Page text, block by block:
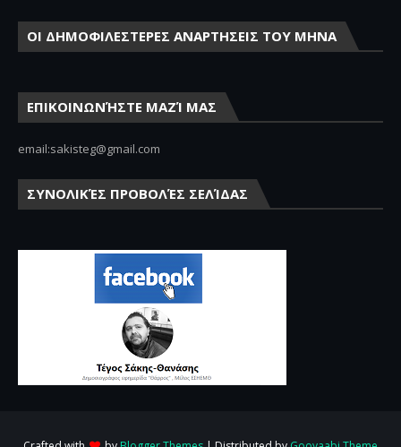
ΟΙ ΔΗΜΟΦΙΛΕΣΤΕΡΕΣ ΑΝΑΡΤΗΣΕΙΣ ΤΟΥ ΜΗΝΑ
ΕΠΙΚΟΙΝΩΝΉΣΤΕ ΜΑΖΊ ΜΑΣ
email:sakisteg@gmail.com
ΣΥΝΟΛΙΚΈΣ ΠΡΟΒΟΛΈΣ ΣΕΛΊΔΑΣ